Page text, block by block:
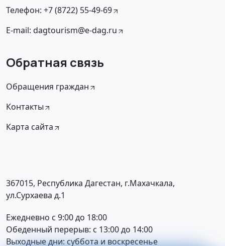
Телефон: +7 (8722) 55-49-69
E-mail: dagtourism@e-dag.ru
Обратная связь
Обращения граждан
Контакты
Карта сайта
367015, Республика Дагестан, г.Махачкала,
ул.Сурхаева д.1
Ежедневно с 9:00 до 18:00
Обеденный перерыв: с 13:00 до 14:00
Выходные дни: суббота и воскресенье